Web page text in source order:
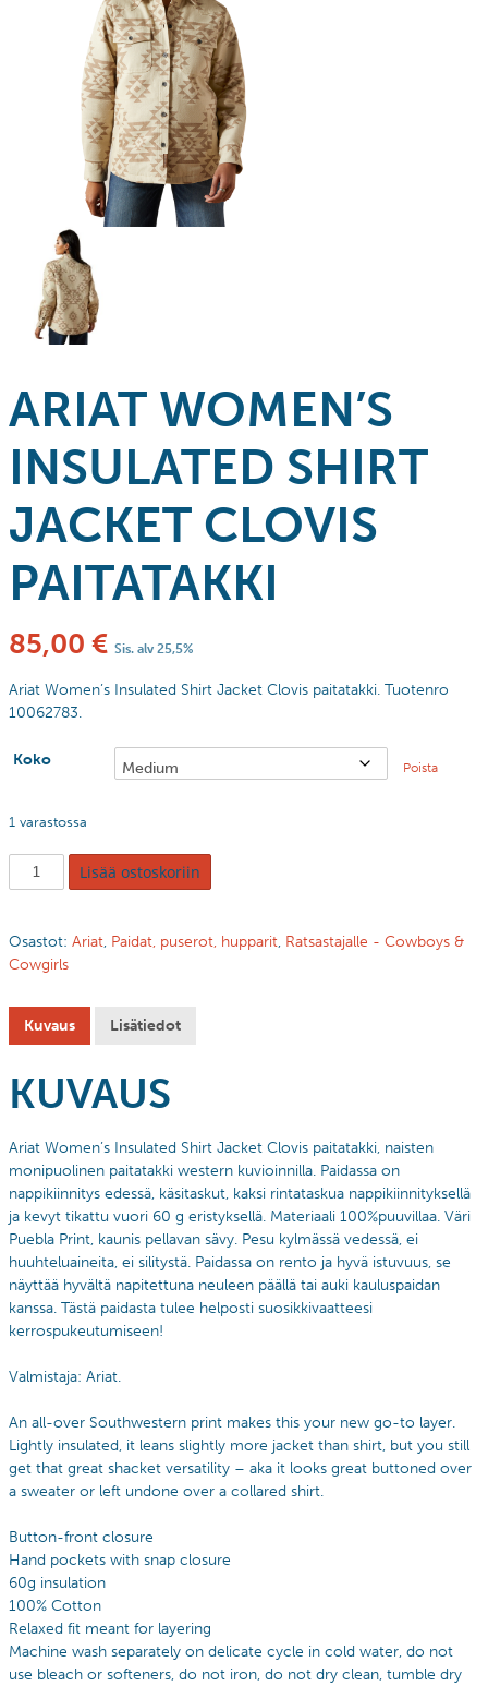
ARIAT WOMEN’S
INSULATED SHIRT
JACKET CLOVIS
PAITATAKKI
85,00 € Sis. alv 25,5%
Ariat Women’s Insulated Shirt Jacket Clovis paitatakki. Tuotenro
10062783.
Koko Poista
1 varastossa
Lisää ostoskoriin
Osastot: Ariat, Paidat, puserot, hupparit, Ratsastajalle - Cowboys &
Cowgirls
Kuvaus Lisätiedot
KUVAUS
Ariat Women’s Insulated Shirt Jacket Clovis paitatakki, naisten
monipuolinen paitatakki western kuvioinnilla. Paidassa on
nappikiinnitys edessä, käsitaskut, kaksi rintataskua nappikiinnityksellä
ja kevyt tikattu vuori 60 g eristyksellä. Materiaali 100%puuvillaa. Väri
Puebla Print, kaunis pellavan sävy. Pesu kylmässä vedessä, ei
huuhteluaineita, ei silitystä. Paidassa on rento ja hyvä istuvuus, se
näyttää hyvältä napitettuna neuleen päällä tai auki kauluspaidan
kanssa. Tästä paidasta tulee helposti suosikkivaatteesi
kerrospukeutumiseen!
Valmistaja: Ariat.
An all-over Southwestern print makes this your new go-to layer.
Lightly insulated, it leans slightly more jacket than shirt, but you still
get that great shacket versatility – aka it looks great buttoned over
a sweater or left undone over a collared shirt.
Button-front closure
Hand pockets with snap closure
60g insulation
100% Cotton
Relaxed fit meant for layering
Machine wash separately on delicate cycle in cold water, do not
use bleach or softeners, do not iron, do not dry clean, tumble dry